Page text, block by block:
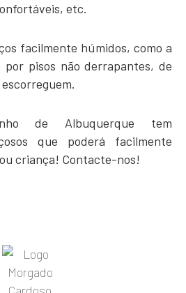
etc.
facilmente húmidos, como a
pisos não derrapantes, de
de Albuquerque tem
que poderá facilmente
criança! Contacte-nos!